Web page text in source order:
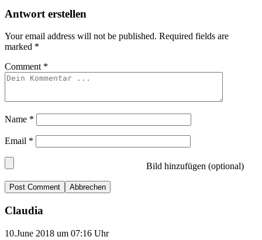
Antwort erstellen
Your email address will not be published. Required fields are
marked *
Comment *
Name *
Email *
Bild hinzufügen (optional)
Abbrechen
Claudia
10.June 2018 um 07:16 Uhr